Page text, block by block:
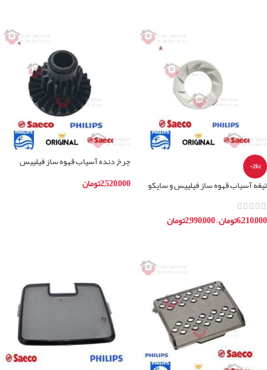
-26%
تیغه آسیاب قهوه ساز فیلیپس و سایکو
(سنگ سرامیکی)
6,210,000تومان–
2,990,000تومان
چرخ دنده آسیاب قهوه ساز فیلیپس
2,520,000تومان